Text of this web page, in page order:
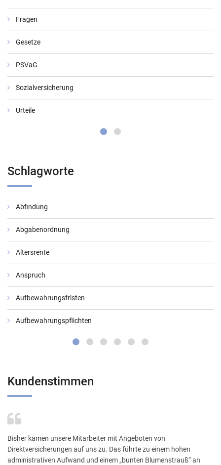
Fragen
Gesetze
PSVaG
Sozialversicherung
Urteile
Schlagworte
Abfindung
Abgabenordnung
Altersrente
Anspruch
Aufbewahrungsfristen
Aufbewahrungspflichten
Kundenstimmen
Bisher kamen unsere Mitarbeiter mit Angeboten von
Direktversicherungen auf uns zu. Das führte zu einem hohen
administrativen Aufwand und einem „bunten Blumenstrauß“ an